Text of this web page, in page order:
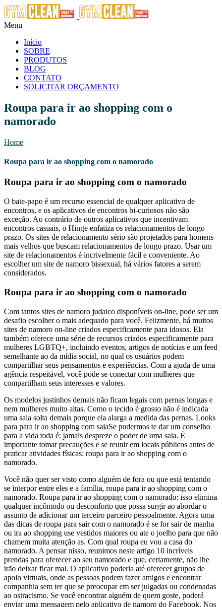
Menu
Início
SOBRE
PRODUTOS
BLOG
CONTATO
SOLICITAR ORÇAMENTO
Roupa para ir ao shopping com o
namorado
Home
Roupa para ir ao shopping com o namorado
Roupa para ir ao shopping com o namorado
O bate-papo é um recurso essencial de qualquer aplicativo de
encontros, e os aplicativos de encontros bi-curiosos não são
exceção. Ao contrário de outros aplicativos que incentivam
encontros casuais, o Hinge enfatiza os relacionamentos de longo
prazo. Os sites de relacionamento sério são projetados para homens
mais velhos que buscam relacionamentos de longo prazo. Usar um
site de relacionamentos é incrivelmente fácil e conveniente. Ao
escolher um site de namoro bissexual, há vários fatores a serem
considerados.
Roupa para ir ao shopping com o namorado
Com tantos sites de namoro judaico disponíveis on-line, pode ser um
desafio escolher o mais adequado para você. Felizmente, há muitos
sites de namoro on-line criados especificamente para idosos. Ela
também oferece uma série de recursos criados especificamente para
mulheres LGBTQ+, incluindo eventos, artigos de notícias e um feed
semelhante ao da mídia social, no qual os usuários podem
compartilhar seus pensamentos e experiências. Com a ajuda de uma
agência respeitável, você pode se conectar com mulheres que
compartilham seus interesses e valores.
Os modelos justinhos demais não ficam legais com pernas longas e
nem mulheres muito altas. Como o tecido é grosso não é indicada
uma saia solta demais porque ela alarga a medida das pernas. Looks
para para ir ao shopping com saiaSe pudermos te dar um conselho
para a vida toda é: jamais despreze o poder de uma saia. É
importante tomar precauções e se reunir em locais públicos antes de
praticar atividades físicas: roupa para ir ao shopping com o
namorado.
Você não quer ser visto como alguém de fora ou que está tentando
se interpor entre eles e a família, roupa para ir ao shopping com o
namorado. Roupa para ir ao shopping com o namorado: isso elimina
qualquer incômodo ou desconforto que possa surgir ao abordar o
assunto de adicionar um terceiro parceiro pessoalmente. Agora uma
das dicas de roupa para sair com o namorado é se for sair de manha
ou ira ao shopping use vestidos maiores ou ate o joelho para que não
chamem muita atenção as. Com qual roupa eu vou a casa do
namorado. A pensar nisso, reunimos neste artigo 10 incríveis
prendas para oferecer ao seu namorado e que, certamente, não lhe
irão deixar ficar mal. O aplicativo poderia até oferecer grupos de
apoio virtuais, onde as pessoas podem fazer amigos e encontrar
companhia sem ter que se preocupar em ser julgadas ou condenadas
ao ostracismo. Se você encontrar alguém de quem goste, poderá
enviar uma mensagem pelo aplicativo de namoro do Facebook. Nos